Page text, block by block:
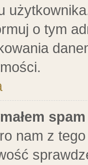
o tym
nam z